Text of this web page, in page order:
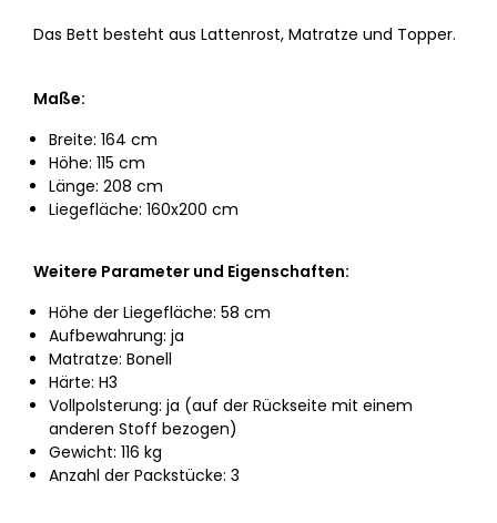
Das Bett besteht aus Lattenrost, Matratze und Topper.
Maße:
Breite: 164 cm
Höhe: 115 cm
Länge: 208 cm
Liegefläche: 160x200 cm
Weitere Parameter und Eigenschaften:
Höhe der Liegefläche: 58 cm
Aufbewahrung: ja
Matratze: Bonell
Härte: H3
Vollpolsterung: ja (auf der Rückseite mit einem
anderen Stoff bezogen)
Gewicht: 116 kg
Anzahl der Packstücke: 3